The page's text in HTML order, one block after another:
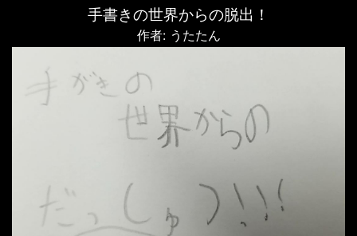
手書きの世界からの脱出！
作者: うたたん